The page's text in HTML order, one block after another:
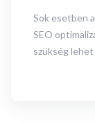
Sok esetben
SEO
szükség